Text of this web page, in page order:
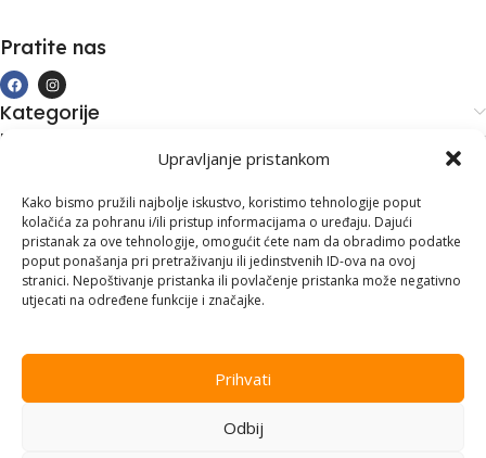
Upravljanje pristankom
Kako bismo pružili najbolje iskustvo, koristimo tehnologije poput
kolačića za pohranu i/ili pristup informacijama o uređaju. Dajući
pristanak za ove tehnologije, omogućit ćete nam da obradimo podatke
poput ponašanja pri pretraživanju ili jedinstvenih ID-ova na ovoj
stranici. Nepoštivanje pristanka ili povlačenje pristanka može negativno
utjecati na određene funkcije i značajke.
Prihvati
Odbij
Pratite nas
Kategorije
Kupovina i podrška
Kontakt informacije
Branilaca Bosne, 75 300 Lukavac
+387 35 555 999
info@pconer.ba